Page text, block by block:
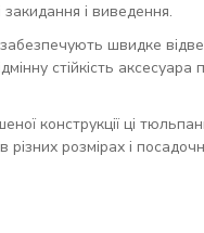
і виведення.
швидке
стійкість
конструкції ці
розмірах і